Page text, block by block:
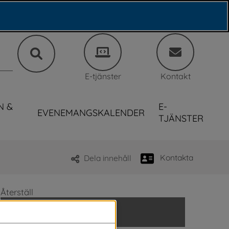
E-tjänster Kontakt
&
EVENEMANGSKALENDER
E-
TJÄNSTER
Dela innehåll Kontakta
Återställ